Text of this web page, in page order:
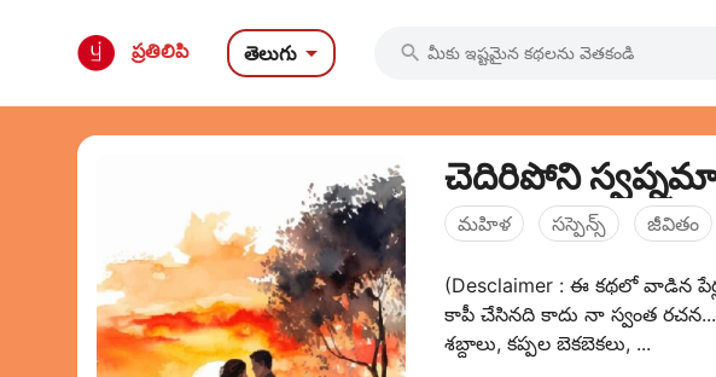
ప్రతిలిపి తెలుగు  
చెదిరిపోని స్వప్నమా
మహిళ సస్పెన్స్ జీవితం
(Desclaimer : ఈ కథలో వాడిన
కాపీ చేసినది కాదు నా స్వంత
శబ్దాలు, కప్పల బెకబెకలు, ...